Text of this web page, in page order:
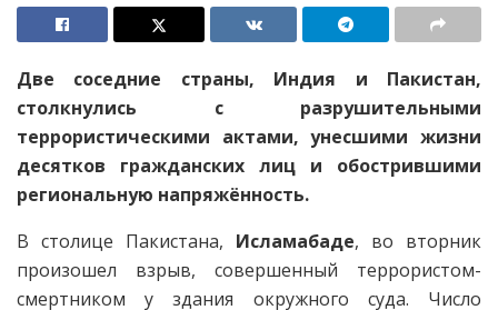
Две соседние страны, Индия и Пакистан,
столкнулись с разрушительными
террористическими актами, унесшими жизни
десятков гражданских лиц и обострившими
региональную напряжённость.
В столице Пакистана, Исламабаде, во вторник
произошел взрыв, совершенный террористом-
смертником у здания окружного суда. Число